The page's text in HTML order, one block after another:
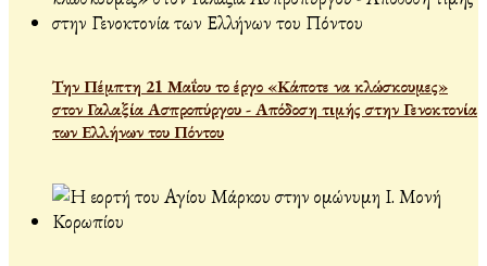
Την Πέμπτη 21 Μαΐου το έργο «Κάποτε να κλώσκουμες»
στον Γαλαξία Ασπροπύργου - Απόδοση τιμής στην Γενοκτονία
των Ελλήνων του Πόντου